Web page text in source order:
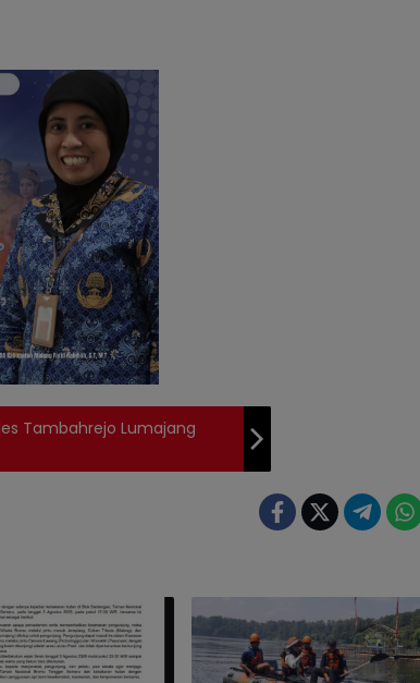
Tambahrejo Lumajang